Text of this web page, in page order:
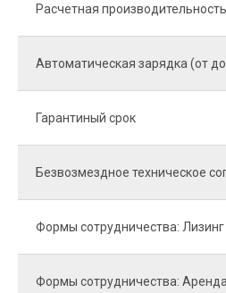
Расчетная производительность
Автоматическая зарядка (от
Гарантиный срок
Безвозмездное техническое
Формы сотрудничества: Лизинг
Формы сотрудничества: Аренда